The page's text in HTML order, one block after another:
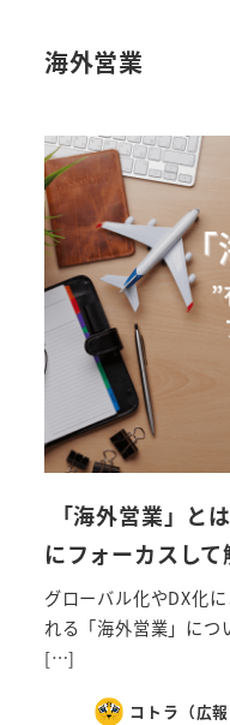
海外営業
「海外営業」と
にフォーカスして
グローバル化やDX化
れる「海外営業」につ
[…]
コトラ（広報